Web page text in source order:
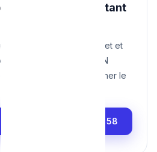
connaître le montant
vos aides ?
évaluent votre projet et
les aides RENOLUTION
droit avant même de signer le
estimation : 0465 68 51 58